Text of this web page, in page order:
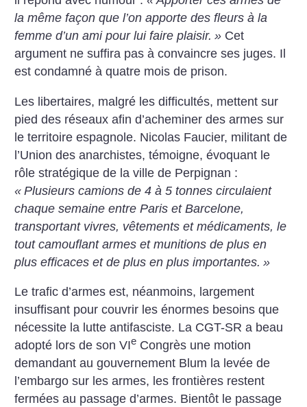
la même façon que l’on apporte des fleurs à la
femme d’un ami pour lui faire plaisir. » Cet
argument ne suffira pas à convaincre ses juges. Il
est condamné à quatre mois de prison.
Les libertaires, malgré les difficultés, mettent sur
pied des réseaux afin d’acheminer des armes sur
le territoire espagnole. Nicolas Faucier, militant de
l’Union des anarchistes, témoigne, évoquant le
rôle stratégique de la ville de Perpignan :
« Plusieurs camions de 4 à 5 tonnes circulaient
chaque semaine entre Paris et Barcelone,
transportant vivres, vêtements et médicaments, le
tout camouflant armes et munitions de plus en
plus efficaces et de plus en plus importantes. »
Le trafic d’armes est, néanmoins, largement
insuffisant pour couvrir les énormes besoins que
nécessite la lutte antifasciste. La CGT-SR a beau
adopté lors de son VIe Congrès une motion
demandant au gouvernement Blum la levée de
l’embargo sur les armes, les frontières restent
fermées au passage d’armes. Bientôt le passage